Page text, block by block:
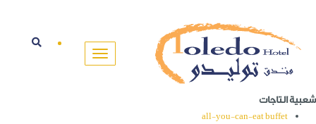
شعبية التاجات
all-you-can-eat buffet